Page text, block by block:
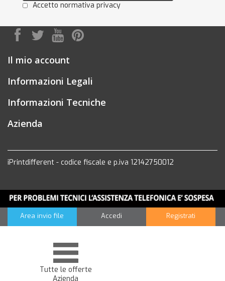
Accetto normativa privacy
Il mio account
Informazioni Legali
Informazioni Tecniche
Azienda
iPrintdifferent - codice fiscale e p.iva 12142750012
Area invio file Accedi Registrati
Tutte le offerte
Azienda